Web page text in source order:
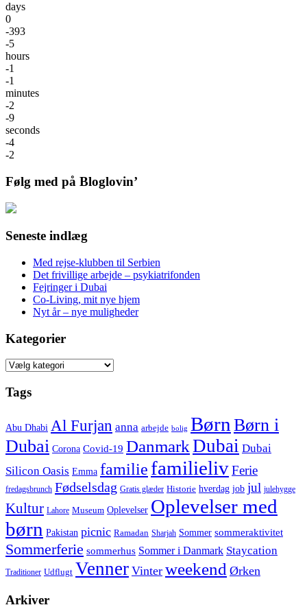
days
0
-393
-5
hours
-1
-1
minutes
-2
-9
seconds
-4
-2
Følg med på Bloglovin’
Seneste indlæg
Med rejse-klubben til Serbien
Det frivillige arbejde – psykiatrifonden
Fejringer i Dubai
Co-Living, mit nye hjem
Nyt år – nye muligheder
Kategorier
Kategorier
Tags
Abu Dhabi Al Furjan anna arbejde bolig Børn Børn i
Dubai Corona Covid-19 DanmarkDubai Dubai
Silicon Oasis Emma familie familielivFerie
fredagsbrunch Fødselsdag Gratis glæder Historie hverdag job jul julehygge
Kultur Lahore Museum Oplevelser Oplevelser med
børn Pakistan picnic Ramadan Sharjah Sommer sommeraktivitet
Sommerferie sommerhus Sommer i Danmark Staycation
Traditioner Udflugt Venner Vinter weekend Ørken
Arkiver